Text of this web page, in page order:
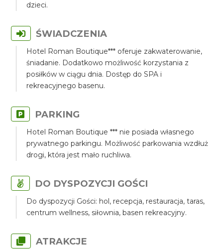
dzieci.
ŚWIADCZENIA
Hotel Roman Boutique*** oferuje zakwaterowanie,
śniadanie. Dodatkowo możliwość korzystania z
posiłków w ciągu dnia. Dostęp do SPA i
rekreacyjnego basenu.
PARKING
Hotel Roman Boutique *** nie posiada własnego
prywatnego parkingu. Możliwość parkowania wzdłuż
drogi, która jest mało ruchliwa.
DO DYSPOZYCJI GOŚCI
Do dyspozycji Gości: hol, recepcja, restauracja, taras,
centrum wellness, siłownia, basen rekreacyjny.
ATRAKCJE